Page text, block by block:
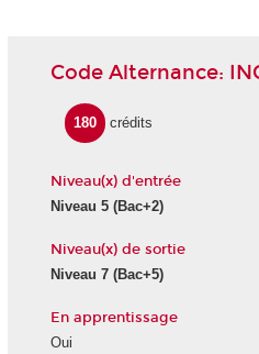
Code Alternance:
180 crédits
Niveau(x) d'entrée
Niveau 5(Bac+2)
Niveau(x) de sortie
Niveau 7(Bac+5)
En apprentissage
Oui